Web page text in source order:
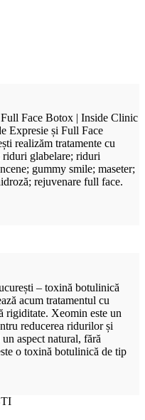
Face Botox | Inside Clinic
Expresie și Full Face
realizăm tratamente cu
glabelare; riduri
gummy smile; maseter;
rejuvenare full face.
– toxină botulinică
acum tratamentul cu
rigiditate. Xeomin este un
reducerea ridurilor și
aspect natural, fără
o toxină botulinică de tip